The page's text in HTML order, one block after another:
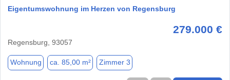
Eigentumswohnung im Herzen von Regensburg
279.000 €
Regensburg, 93057
Wohnung ca. 85,00 m² Zimmer 3